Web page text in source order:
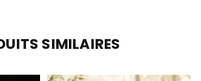
SIMILAIRES